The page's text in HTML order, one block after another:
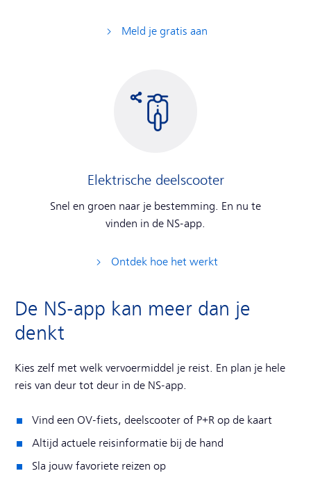
Meld je gratis aan
Elektrische deelscooter
Snel en groen naar je bestemming. En nu te
vinden in de NS-app.
Ontdek hoe het werkt
De NS-app kan meer dan je
denkt
Kies zelf met welk vervoermiddel je reist. En plan je hele
reis van deur tot deur in de NS-app.
Vind een OV-fiets, deelscooter of P+R op de kaart
Altijd actuele reisinformatie bij de hand
Sla jouw favoriete reizen op